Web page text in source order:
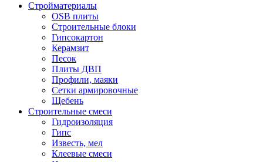
Стройматериалы
OSB плиты
Строительные блоки
Гипсокартон
Керамзит
Песок
Плиты ДВП
Профили, маяки
Сетки армировочные
Щебень
Строительные смеси
Гидроизоляция
Гипс
Известь, мел
Клеевые смеси